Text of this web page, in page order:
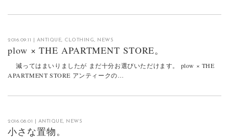
2016.09.11 ANTIQUE, CLOTHING, NEWS
plow × THE APARTMENT STORE。
減ってはまいりましたが まだ十分お選びいただけます。 plow × THE
APARTMENT STORE アンティークの…
2016.08.01 ANTIQUE, NEWS
小さな置物。